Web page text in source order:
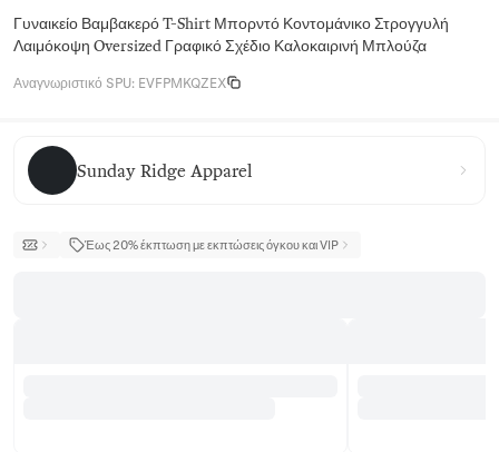
Γυναικείο Βαμβακερό T-Shirt Μπορντό Κοντομάνικο Στρογγυλή
Λαιμόκοψη Oversized Γραφικό Σχέδιο Καλοκαιρινή Μπλούζα
Αναγνωριστικό SPU: EVFPMKQZEX
Sunday Ridge Apparel
Sunday Ridge Apparel
Έως 20% έκπτωση με εκπτώσεις όγκου και VIP